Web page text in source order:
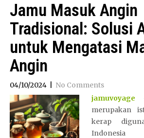
Jamu Masuk Angin
Tradisional: Solusi
untuk Mengatasi
Angin
04/10/2024
No Comments
jamuvoyage
merupakan
kerap